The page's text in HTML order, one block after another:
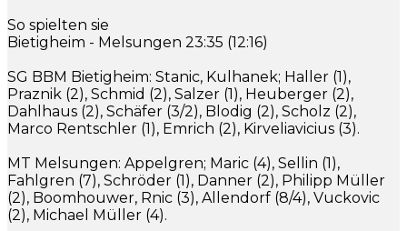
So spielten sie
Bietigheim - Melsungen 23:35 (12:16)
SG BBM Bietigheim: Stanic, Kulhanek; Haller (1),
Praznik (2), Schmid (2), Salzer (1), Heuberger (2),
Dahlhaus (2), Schäfer (3/2), Blodig (2), Scholz (2),
Marco Rentschler (1), Emrich (2), Kirveliavicius (3).
MT Melsungen: Appelgren; Maric (4), Sellin (1),
Fahlgren (7), Schröder (1), Danner (2), Philipp Müller
(2), Boomhouwer, Rnic (3), Allendorf (8/4), Vuckovic
(2), Michael Müller (4).